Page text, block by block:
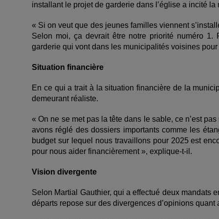
installant le projet de garderie dans l’église a incité
« Si on veut que des jeunes familles viennent
Selon moi, ça devrait être notre priorité numéro
garderie qui vont dans les municipalités voisines pour
Situation financière
En ce qui a trait à la situation financière de la
demeurant réaliste.
« On ne se met pas la tête dans le sable, ce n’est
avons réglé des dossiers importants comme les
budget sur lequel nous travaillons pour 2025 est
pour nous aider financièrement », explique-t-il.
Vision divergente
Selon Martial Gauthier, qui a effectué deux mandats
départs repose sur des divergences d’opinions